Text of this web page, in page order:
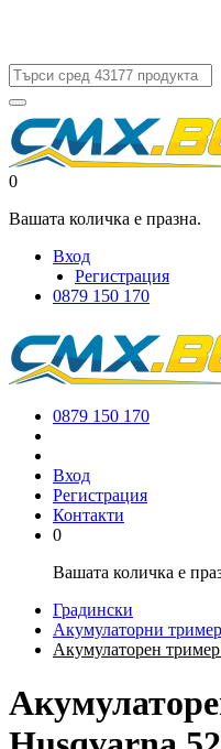
0
Вашата количка е празна.
Вход
Регистрация
0879 150 170
0879 150 170
Вход
Регистрация
Контакти
0
Вашата количка е
Градински
Акумулаторни
Акумулаторен